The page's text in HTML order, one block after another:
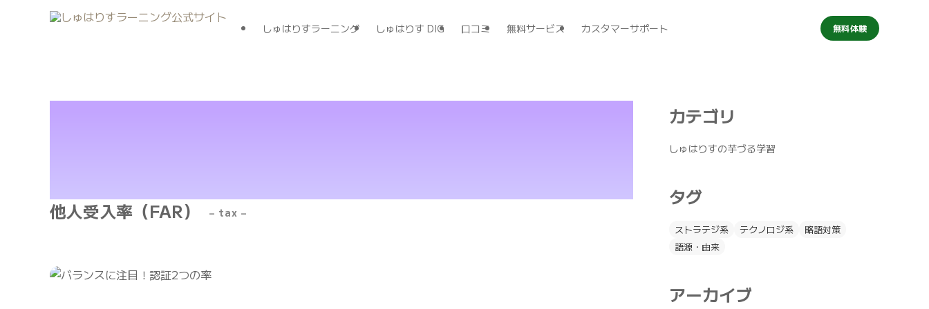
しゅはりすラーニング しゅはりす DIG 口コミ 無料サービス カスタマーサポート 無料体験
他人受入率（FAR） – tax –
カテゴリ
しゅはりすの芋づる学習
タグ
ストラテジ系 テクノロジ系
略語対策
語源・由来
アーカイブ